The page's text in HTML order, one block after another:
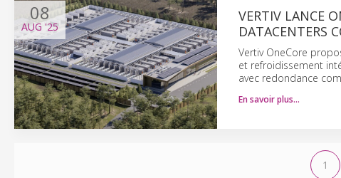
08
AUG '25
VERTIV LANCE
DATACENTERS
Vertiv OneCore
et refroidissement
avec redondance
En savoir plus…
1